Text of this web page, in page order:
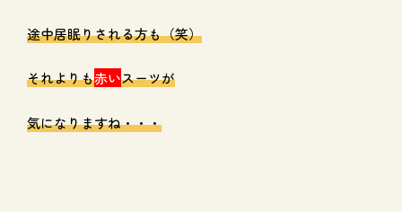
途中居眠りされる方も（笑）
それよりも赤いスーツが
気になりますね・・・